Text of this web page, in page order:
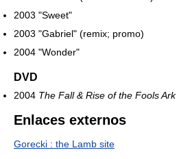
2003 "Sweet"
2003 "Gabriel" (remix; promo)
2004 "Wonder"
DVD
2004 The Fall & Rise of the Fools Ark
Enlaces externos
Gorecki : the Lamb site